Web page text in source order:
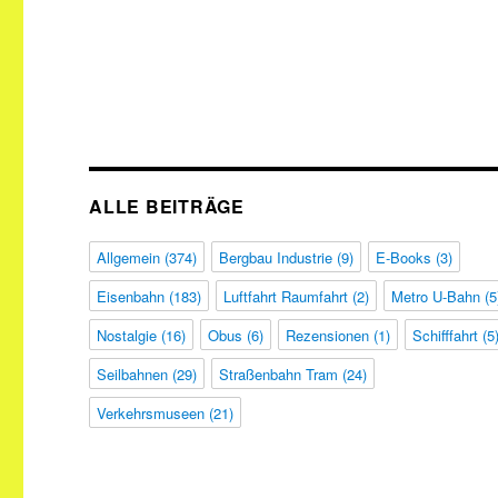
ALLE BEITRÄGE
Allgemein (374) Bergbau Industrie (9) E-Books (3)
Eisenbahn (183) Luftfahrt Raumfahrt (2) Metro U-Bahn
Nostalgie (16) Obus (6) Rezensionen (1) Schifffahrt
Seilbahnen (29) Straßenbahn Tram (24)
Verkehrsmuseen (21)